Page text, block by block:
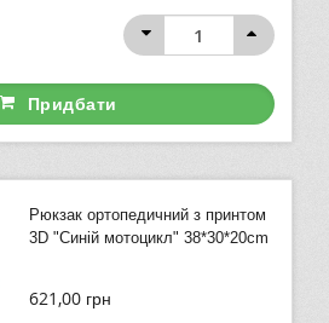
Придбати
Рюкзак ортопедичний з принтом
3D "Синій мотоцикл" 38*30*20cm
621,00 грн